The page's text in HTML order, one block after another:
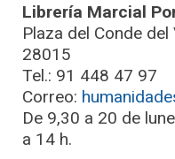
Librería Marcial
Plaza del Conde del
28015
Tel.: 91 448 47 97
Correo:
De 9,30 a 20 de
a 14 h.